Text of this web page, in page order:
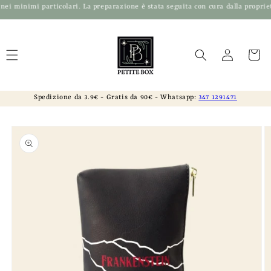
Privacy
Vaiparticolari. La preparazione è stata seguita con cura dalla proprietaria
Accedi Carrello
Spedizione da 3.9€ - Gratis da 90€ - Whatsapp:347 1291471
Passa alle
informazioni
sul prodotto